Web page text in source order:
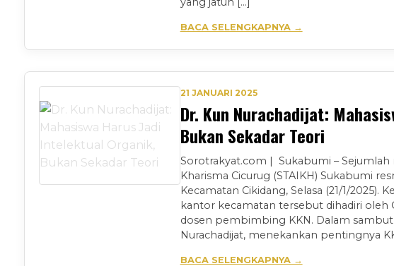
BACA SELENGKAPNYA →
21 JANUARI 2025
Dr. Kun Nurachadijat:
Bukan Sekadar Teori
Sorotrakyat.com | Sukabumi – Sejumlah
Kharisma Cicurug (STAIKH) Sukabumi
Kecamatan Cikidang, Selasa (21/1/
kantor kecamatan tersebut dihadiri oleh
dosen pembimbing KKN. Dalam
Nurachadijat, menekankan pentingnya
BACA SELENGKAPNYA →